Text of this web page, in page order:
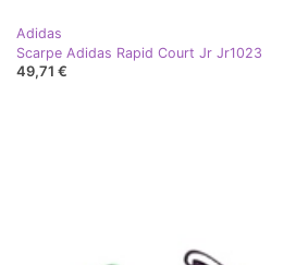
Adidas
Scarpe Adidas Rapid Court Jr Jr1023
49,71 €